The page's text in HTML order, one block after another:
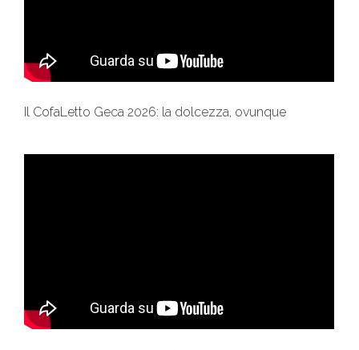
Il CofaLetto Geca 2026: la dolcezza, ovunque